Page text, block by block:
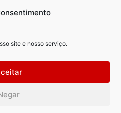
site e nosso serviço.
reservados. Developer: